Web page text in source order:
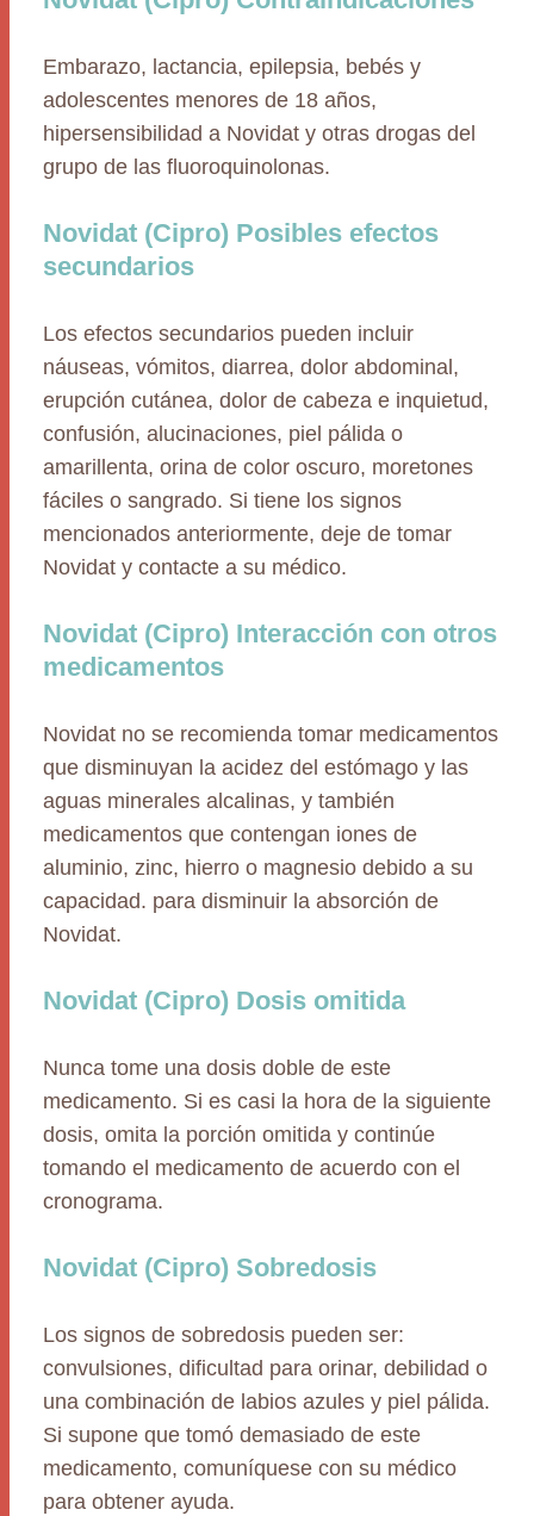
Embarazo, lactancia, epilepsia, bebés y
adolescentes menores de 18 años,
hipersensibilidad a Novidat y otras drogas del
grupo de las fluoroquinolonas.
Novidat (Cipro) Posibles efectos
secundarios
Los efectos secundarios pueden incluir
náuseas, vómitos, diarrea, dolor abdominal,
erupción cutánea, dolor de cabeza e inquietud,
confusión, alucinaciones, piel pálida o
amarillenta, orina de color oscuro, moretones
fáciles o sangrado. Si tiene los signos
mencionados anteriormente, deje de tomar
Novidat y contacte a su médico.
Novidat (Cipro) Interacción con otros
medicamentos
Novidat no se recomienda tomar medicamentos
que disminuyan la acidez del estómago y las
aguas minerales alcalinas, y también
medicamentos que contengan iones de
aluminio, zinc, hierro o magnesio debido a su
capacidad. para disminuir la absorción de
Novidat.
Novidat (Cipro) Dosis omitida
Nunca tome una dosis doble de este
medicamento. Si es casi la hora de la siguiente
dosis, omita la porción omitida y continúe
tomando el medicamento de acuerdo con el
cronograma.
Novidat (Cipro) Sobredosis
Los signos de sobredosis pueden ser:
convulsiones, dificultad para orinar, debilidad o
una combinación de labios azules y piel pálida.
Si supone que tomó demasiado de este
medicamento, comuníquese con su médico
para obtener ayuda.